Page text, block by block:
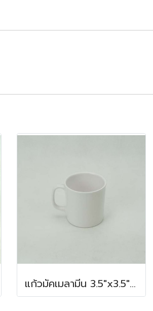
แก้วมัคเมลามีน 3.5"x3.5" 350 ซีซี